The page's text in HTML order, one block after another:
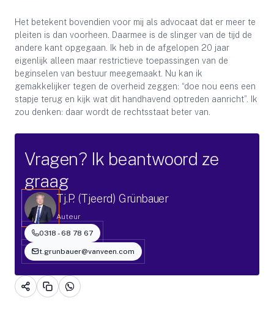
Het betekent bovendien voor mij als advocaat dat er meer te
pleiten is dan voorheen. Daarmee is de slinger van de tijd de
andere kant opgegaan. Ik heb in de afgelopen 20 jaar
eigenlijk alleen maar restrictieve toepassingen van de
beginselen van bestuur meegemaakt. Nu kan ik
gemakkelijker tegen de overheid zeggen: “doe nou eens een
stapje terug en kijk wat dit handhavend optreden aanricht”. Ik
zou denken: daar wordt de rechtsstaat beter van.
Vragen? Ik beantwoord ze
graag
Tj.P. (Tjeerd) Grünbauer
Auteur
0318 - 68 78 67
t.grunbauer@vanveen.com